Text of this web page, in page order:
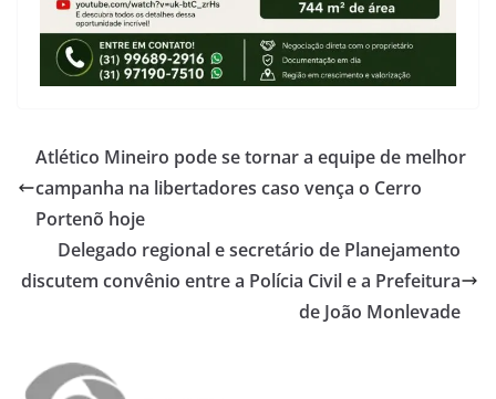
Atlético Mineiro pode se tornar a equipe de melhor
campanha na libertadores caso vença o Cerro
Portenõ hoje
Delegado regional e secretário de Planejamento
discutem convênio entre a Polícia Civil e a Prefeitura
de João Monlevade